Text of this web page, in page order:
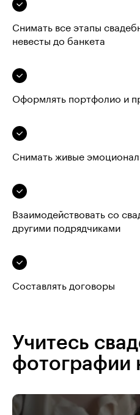
Снимать все этапы
невесты до банкета
Оформлять портфолио и
Снимать живые
Взаимодействовать со
другими подрядчиками
Составлять договоры
Учитесь
фотографии